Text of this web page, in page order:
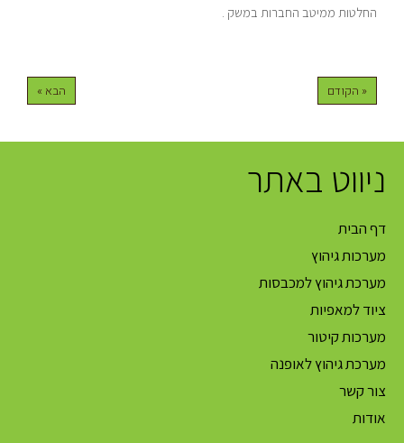
החלטות ממיטב החברות במשק .
« הקודם הבא »
ניווט באתר
דף הבית
מערכות גיהוץ
מערכת גיהוץ למכבסות
ציוד למאפיות
מערכות קיטור
מערכת גיהוץ לאופנה
צור קשר
אודות